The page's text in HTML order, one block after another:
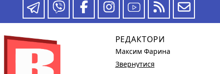
РЕДАКТОРИ
Максим Фарина
Звернутися